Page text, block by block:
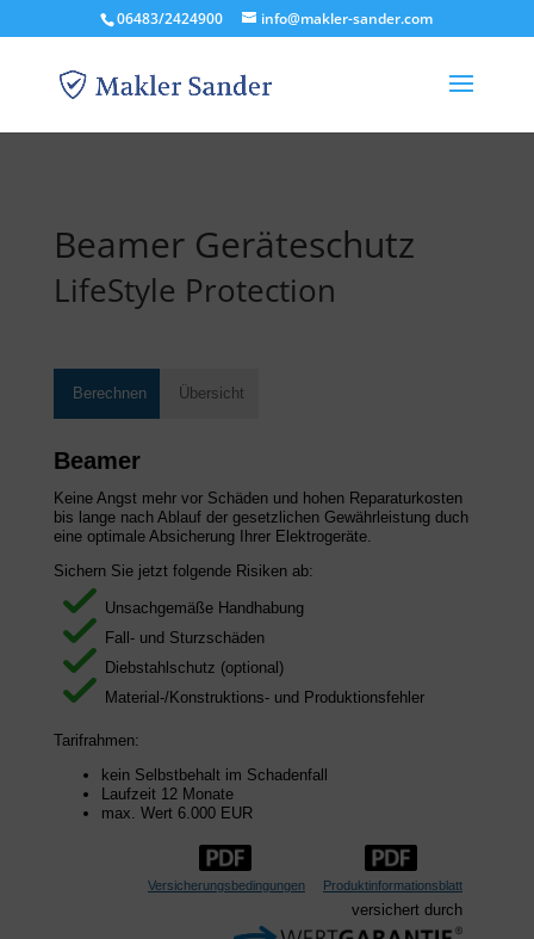
06483/2424900 info@makler-sander.com
Beamer Geräteschutz
LifeStyle Protection